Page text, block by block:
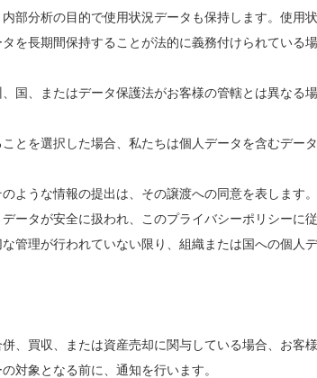
部分析の目的で使用状況データも保持します。使用
を長期間保持することが法的に義務付けられている
国、またはデータ保護法がお客様の管轄とは異なる
とを選択した場合、私たちは個人データを含むデー
ような情報の提出は、その譲渡への同意を表します。
ータが安全に扱われ、このプライバシーポリシーに
管理が行われていない限り、組織または国への個人
、買収、または資産売却に関与している場合、お客
対象となる前に、通知を行います。